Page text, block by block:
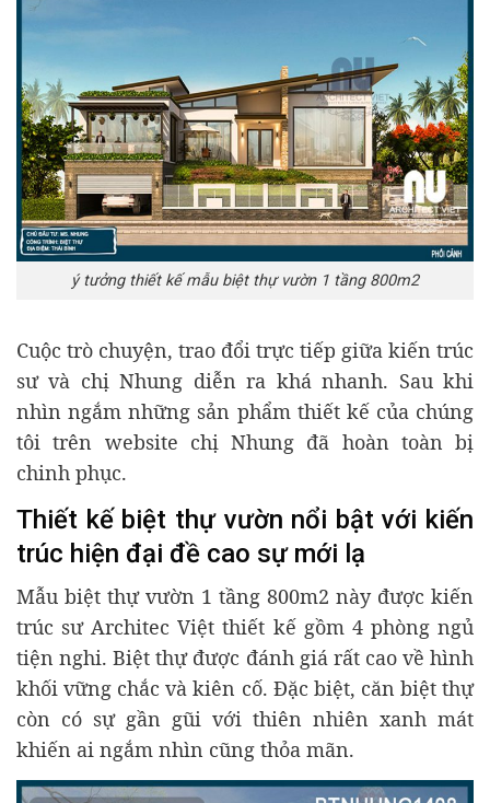
ý tưởng thiết kế mẫu biệt thự vườn 1 tầng 800m2
Cuộc trò chuyện, trao đổi trực tiếp giữa kiến trúc
sư và chị Nhung diễn ra khá nhanh. Sau khi
nhìn ngắm những sản phẩm thiết kế của chúng
tôi trên website chị Nhung đã hoàn toàn bị
chinh phục.
Thiết kế biệt thự vườn nổi bật với kiến
trúc hiện đại đề cao sự mới lạ
Mẫu biệt thự vườn 1 tầng 800m2 này được kiến
trúc sư Architec Việt thiết kế gồm 4 phòng ngủ
tiện nghi. Biệt thự được đánh giá rất cao về hình
khối vững chắc và kiên cố. Đặc biệt, căn biệt thự
còn có sự gần gũi với thiên nhiên xanh mát
khiến ai ngắm nhìn cũng thỏa mãn.